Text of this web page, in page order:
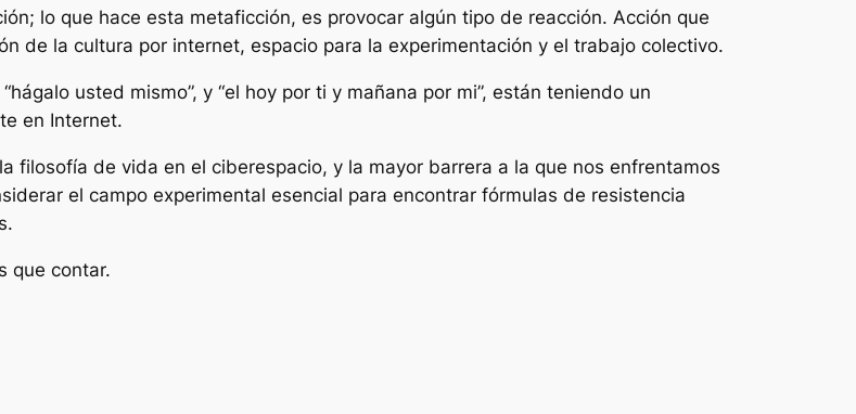
lo que hace esta metaficción, es provocar algún tipo de reacción. Acción que
de la cultura por internet, espacio para la experimentación y el trabajo colectivo.
usted mismo”, y “el hoy por ti y mañana por mi”, están teniendo un
en Internet.
filosofía de vida en el ciberespacio, y la mayor barrera a la que nos enfrentamos
el campo experimental esencial para encontrar fórmulas de resistencia
que contar.